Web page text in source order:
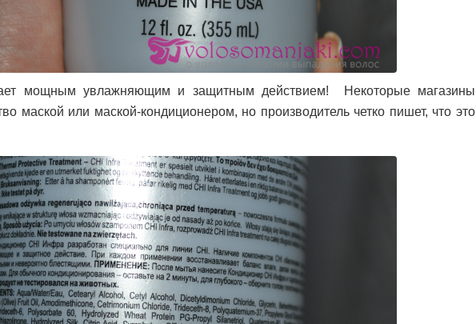
мощным увлажняющим и защитным действием! Некоторые магазины
маской или маской-кондиционером, но производитель четко пишет, что это